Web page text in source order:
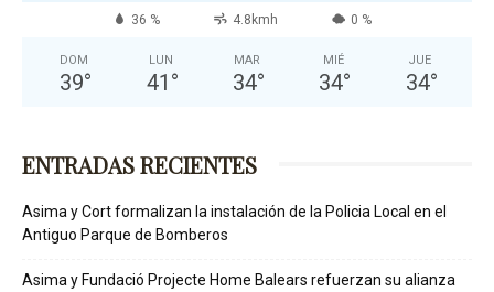
36 % 4.8kmh 0 %
DOM
39°
LUN
41 °
MAR
34°
MIÉ
34°
JUE
34°
ENTRADAS RECIENTES
Asima y Cort formalizan la instalación de la Policia Local en el
Antiguo Parque de Bomberos
Asima y Fundació Projecte Home Balears refuerzan su alianza